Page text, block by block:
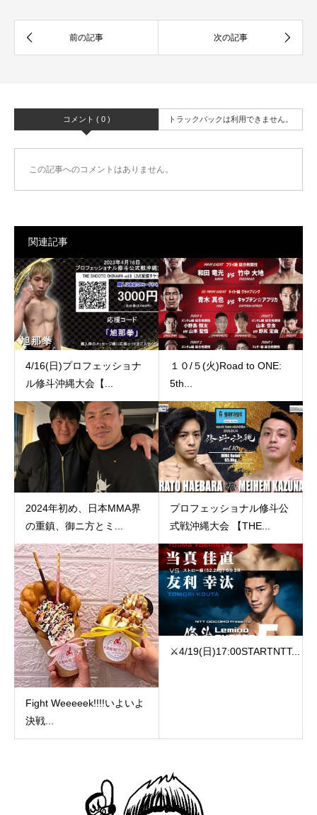
コメント ( 0 ) トラックバックは利用できません。
この記事へのコメントはありません。
関連記事
4/16(日)プロフェッショナ
ル修斗沖縄大会【...
１０/５(火)Road to ONE:
5th...
2024年初め、日本MMA界
の重鎮、御ニ方とミ...
プロフェッショナル修斗公
式戦沖縄大会 【THE...
Fight Weeeeek!!!!いよいよ
決戦...
⚔️4/19(日)17:00️STARTNTT...